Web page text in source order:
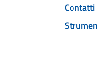
Contatti